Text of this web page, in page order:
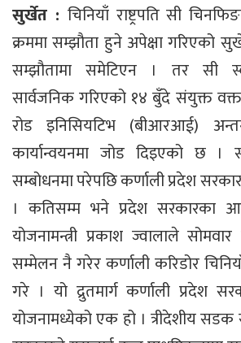
सुर्खेत : चिनियाँ राष्ट्रपति सी
क्रममा सम्झौता हुने अपेक्षा गरिएको
सम्झौतामा समेटिएन । तर सी
सार्वजनिक गरिएको १४ बुँदे संयुक्त
रोड इनिसियटिभ (बीआरआई)
कार्यान्वयनमा जोड दिइएको छ ।
सम्बोधनमा परेपछि कर्णाली प्रदेश
। कतिसम्म भने प्रदेश सरकारका
योजनामन्त्री प्रकाश ज्वालाले सोमवार
सम्मेलन नै गरेर कर्णाली करिडोर
गरे । यो द्रुतमार्ग कर्णाली प्रदेश
योजनामध्येको एक हो । त्रीदेशीय